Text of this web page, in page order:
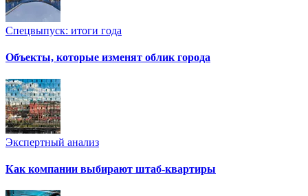
Спецвыпуск: итоги года
Объекты, которые изменят облик города
Экспертный анализ
Как компании выбирают штаб-квартиры